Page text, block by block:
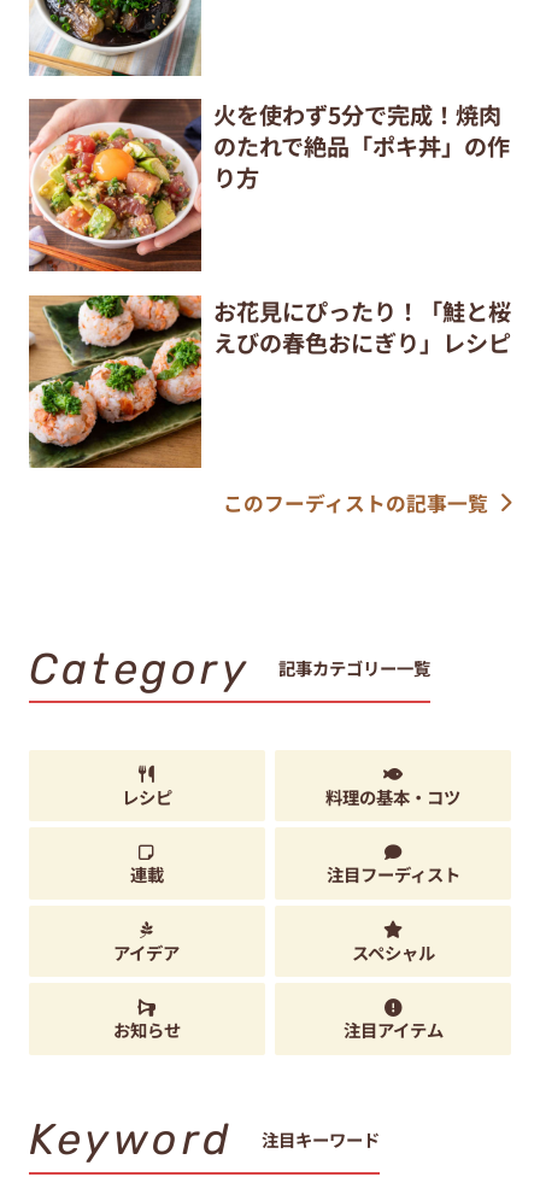
火を使わず5分で完成！焼肉
のたれで絶品「ポキ丼」の作
り方
お花見にぴったり！「鮭と桜
えびの春色おにぎり」レシピ
このフーディストの記事一覧
Category 記事カテゴリー一覧
レシピ 料理の基本・コツ
連載 注目フーディスト
アイデア スペシャル
お知らせ 注目アイテム
Keyword 注目キーワード